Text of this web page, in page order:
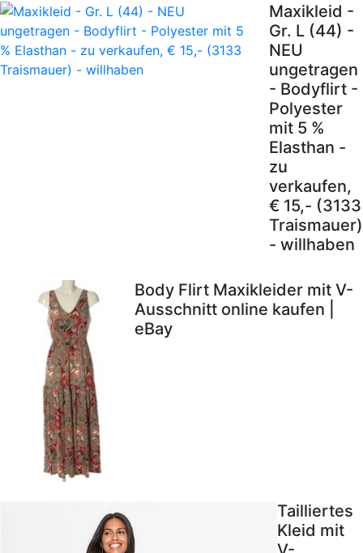
Maxikleid -
Gr. L (44) -
NEU
ungetragen
- Bodyflirt -
Polyester
mit 5 %
Elasthan -
zu
verkaufen,
€ 15,- (3133
Traismauer)
- willhaben
Body Flirt Maxikleider mit V-
Ausschnitt online kaufen |
eBay
Tailliertes
Kleid mit